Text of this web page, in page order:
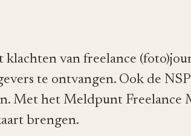
van freelance
te ontvangen. Ook de
Met het Meldpunt Freelance
brengen.